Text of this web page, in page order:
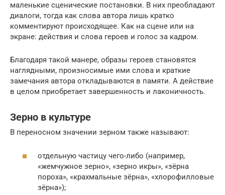
маленькие сценические постановки. В них преобладают
диалоги, тогда как слова автора лишь кратко
комментируют происходящее. Как на сцене или на
экране: действия и слова героев и голос за кадром.
Благодаря такой манере, образы героев становятся
наглядными, произносимые ими слова и краткие
замечания автора откладываются в памяти. А действие
в целом приобретает завершенность и лаконичность.
Зерно в культуре
В переносном значении зерном также называют:
отдельную частицу чего-либо (например,
«жемчужное зерно», «зерно икры», «зёрна
пороха», «крахмальные зёрна», «хлорофилловые
зёрна»);